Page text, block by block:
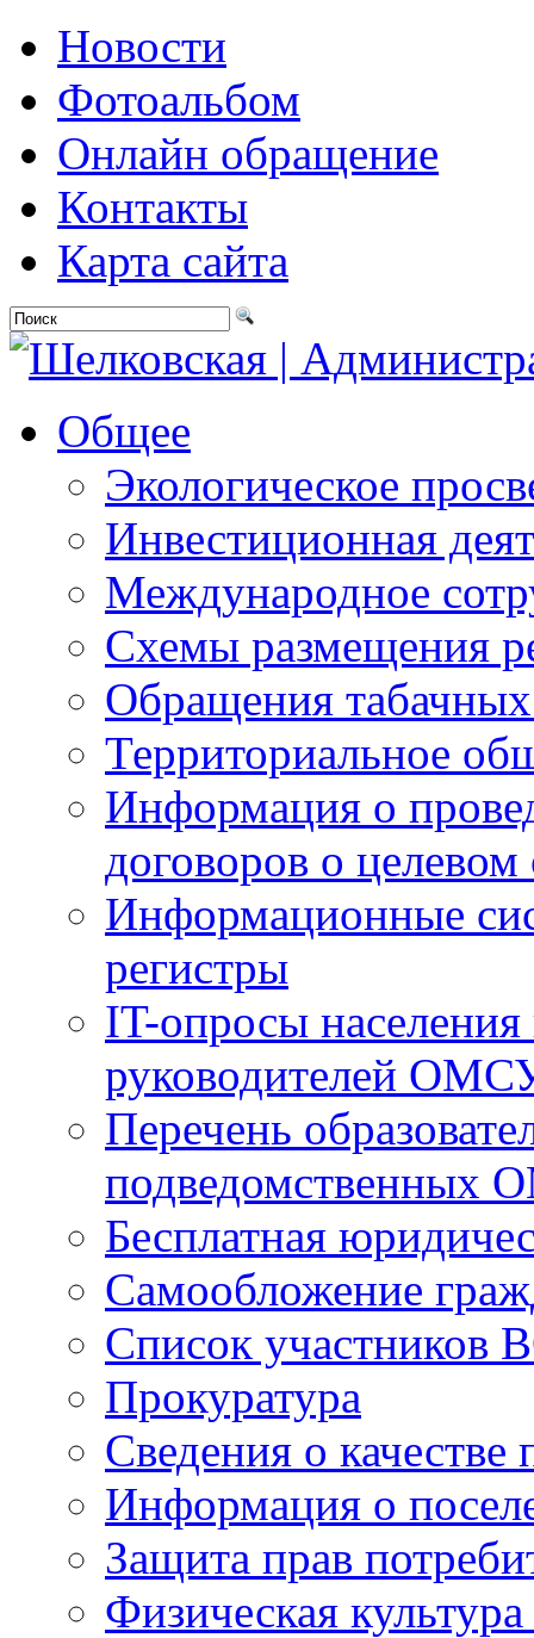
Новости
Фотоальбом
Онлайн обращение
Контакты
Карта сайта
Общее
Экологическое
Инвестиционная
Международное
Схемы размещения
Обращения
Территориальное
Информация о
договоров о
Информационные
регистры
IT-опросы населения
руководителей
Перечень
подведомственных
Бесплатная
Самообложение
Список участников
Прокуратура
Сведения о качестве
Информация о
Защита прав
Физическая